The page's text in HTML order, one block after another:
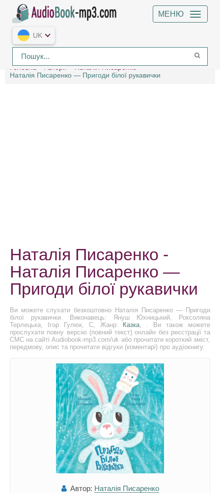
МЕНЮ
UK
Головна Автори
Наталія Писаренко
Наталія Писаренко — Пригоди білої рукавички
Наталія Писаренко -
Наталія Писаренко —
Пригоди білої рукавички
Ви можете слухати безкоштовно Наталія Писаренко — Пригоди
білої рукавички. Виконавець: Януш Юхницький, Роксоляна
Терлецька, Ігор Гулюк, С, Жанр:
Казка, . Ви також можете
прослухати повну версію (повний текст) онлайн без реєстрації та
СМС на сайті Audiobook-mp3.com/uk або прочитати короткий зміст,
передмову, опис та прочитати відгуки (коментарі) про аудіокнигу.
Автор: Наталія Писаренко